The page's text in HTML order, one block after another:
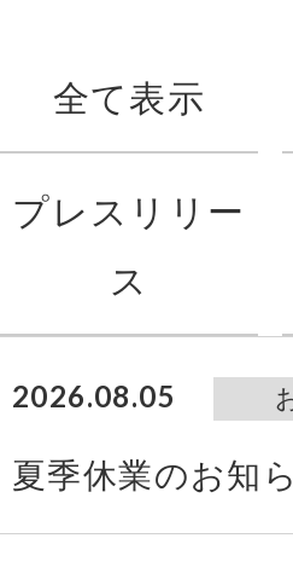
全て表示
プレスリリー
ス
2026.08.05
夏季休業のお知